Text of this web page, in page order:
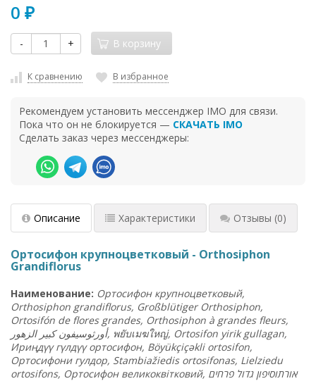
0 ₽
- + В корзину
К сравнению В избранное
Рекомендуем установить мессенджер IMO для связи.
Пока что он не блокируется — СКАЧАТЬ IMO
Сделать заказ через мессенджеры:
Описание Характеристики Отзывы (0)
Ортосифон крупноцветковый - Orthosiphon
Grandiflorus
Наименование: Ортосифон крупноцветковый,
Orthosiphon grandiflorus, Großblütiger Orthosiphon,
Ortosifón de flores grandes, Orthosiphon à grandes fleurs,
أورثوسيفون كبير الزهور , พยับเมฆใหญ่, Ortosifon yirik gullagan,
Ириңдүү гүлдүү ортосифон, Böyükçiçəkli ortosifon,
Ортосифони гулдор, Stambiažiedis ortosifonas, Lielziedu
ortosifons, Ортосифон великоквітковий,
אורתוסיפון גדול פרחים